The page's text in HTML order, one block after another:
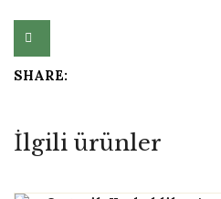
SHARE:
İlgili ürünler